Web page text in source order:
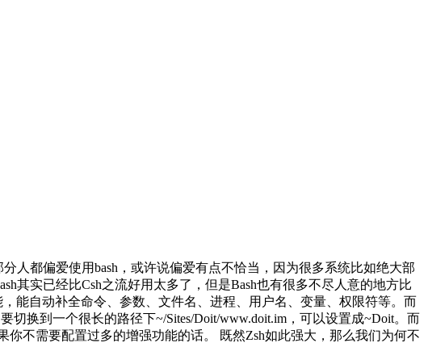
人都偏爱使用bash，或许说偏爱有点不恰当，因为很多系统比如绝大部
其实已经比Csh之流好用太多了，但是Bash也有很多不尽人意的地方比
能自动补全命令、参数、文件名、进程、用户名、变量、权限符等。而
换到一个很长的路径下~/Sites/Doit/www.doit.im，可以设置成~Doit。而
你不需要配置过多的增强功能的话。 既然Zsh如此强大，那么我们为何不